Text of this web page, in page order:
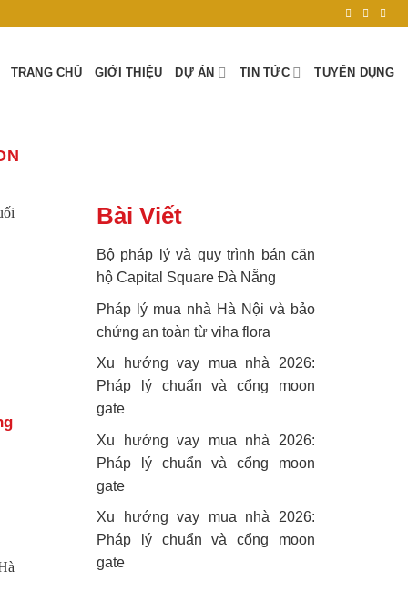
TRANG CHỦ GIỚI THIỆU DỰ ÁN TIN TỨC TUYỂN DỤNG
Bài Viết
Bộ pháp lý và quy trình bán căn
hộ Capital Square Đà Nẵng
Pháp lý mua nhà Hà Nội và bảo
chứng an toàn từ viha flora
Xu hướng vay mua nhà 2026:
Pháp lý chuẩn và cổng moon
gate
Xu hướng vay mua nhà 2026:
Pháp lý chuẩn và cổng moon
gate
Xu hướng vay mua nhà 2026:
Pháp lý chuẩn và cổng moon
gate